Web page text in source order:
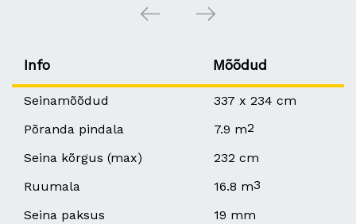
Info Mõõdud
Seinamõõdud
337 x 234 cm
Põranda pindala
7.9 m2
Seina kõrgus (max)
232 cm
Ruumala
16.8 m3
Seina paksus
19 mm